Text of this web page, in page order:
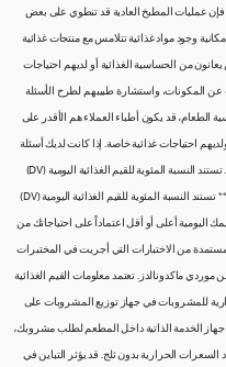
فإن عمليات المطبخ العادية قد تنطوي على بعض
وجود مواد غذائية تتلامس مع منتجات غذائية
من الحساسية الغذائية أو لديهم احتياجات
المكونات، واستشارة طبيبهم لطرح الأسئلة
الطعام، قد يكون أطباء العملاء هم الأقدر على
احتياجات غذائية خاصة. إذا كانت لديك أسئلة
حول طعامنا، يُرجى التواصل معنا مباشرة على تواصل معنا. تستند النسبة المئوية للقيم الغذائية اليومية (DV)
والكميات الغذائية الموصى بها RDIs إلى القيم غير المقيدة. ** تستند النسبة المئوية للقيم الغذائية اليومية (DV)
قد تكون قيمك اليومية أعلى أو أقل اعتماداً على احتياجاتك من
مستمدة من الاختبارات التي أجريت في المختبرات
ماكدونالدز. تعتمد معلومات القيم الغذائية
للمشروبات في جهاز توزيع المشروبات على
جهاز الخدمة الذاتية داخل المطعم لطلب مشروبك،
الحرارية بدون ثلج. قد يؤثر التباين في